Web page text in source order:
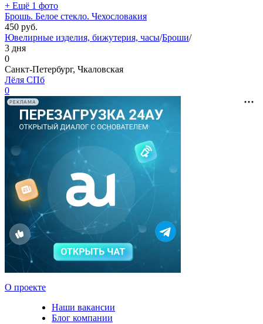
+ Ещё 1 фото
Брошь. Белое стекло. Чехословакия
450 руб.
Ювелирные изделия, бижутерия, часы/Броши/
3 дня
0
Санкт-Петербург, Чкаловская
Лёля СПб
0
РЕКЛАМА
О проекте
Наши вакансии
Блог компании